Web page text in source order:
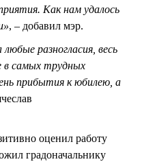
Как нам удалось
, – добавил мэр.
разногласия, весь
в самых трудных
прибытия к юбилею, а
оценил работу
градоначальнику